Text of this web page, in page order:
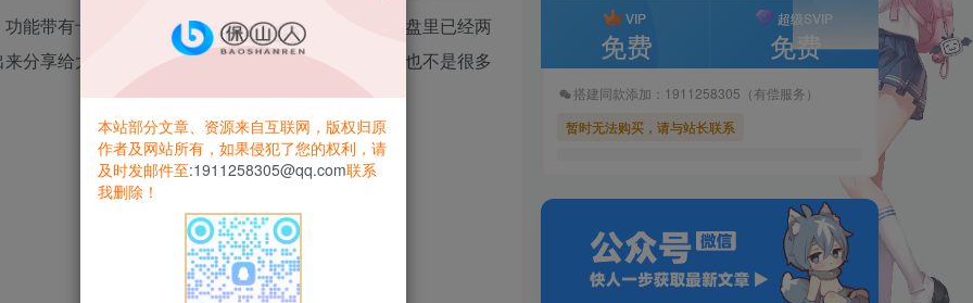
能带有卡密生成和添加黑名单等，源码放在我的网盘里已经两
分享给大家，需要的可以自己拿去而开，反正功能也不是很多
VIP
免费
超级SVIP
免费
搭建同款添加：1911258305（有偿服务）
暂时无法购买，请与站长联系
本站部分文章、资源来自互联网，版权归原
作者及网站所有，如果侵犯了您的权利，请
及时发邮件至:1911258305@qq.com联系
我删除！